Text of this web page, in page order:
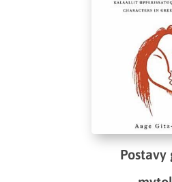
Postavy